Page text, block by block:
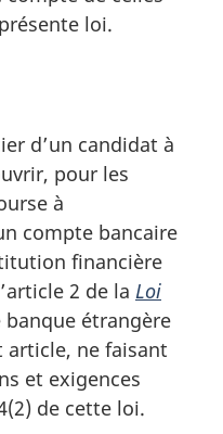
loi.
d’un candidat à
pour les
à
compte bancaire
financière
2 de la Loi
banque étrangère
article, ne faisant
et exigences
de cette loi.